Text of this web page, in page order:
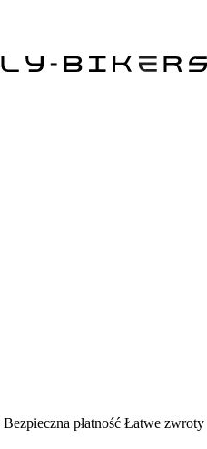
Bezpieczna płatność Łatwe zwroty